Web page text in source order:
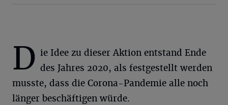
D ie Idee zu dieser Aktion entstand Ende
des Jahres 2020, als festgestellt werden
musste, dass die Corona-Pandemie alle noch
länger beschäftigen würde.